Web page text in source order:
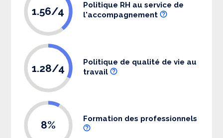
1.56/4
Politique RH au service de
l'accompagnement
1.28/4
Politique de qualité de vie au
travail
8% Formation des professionnels